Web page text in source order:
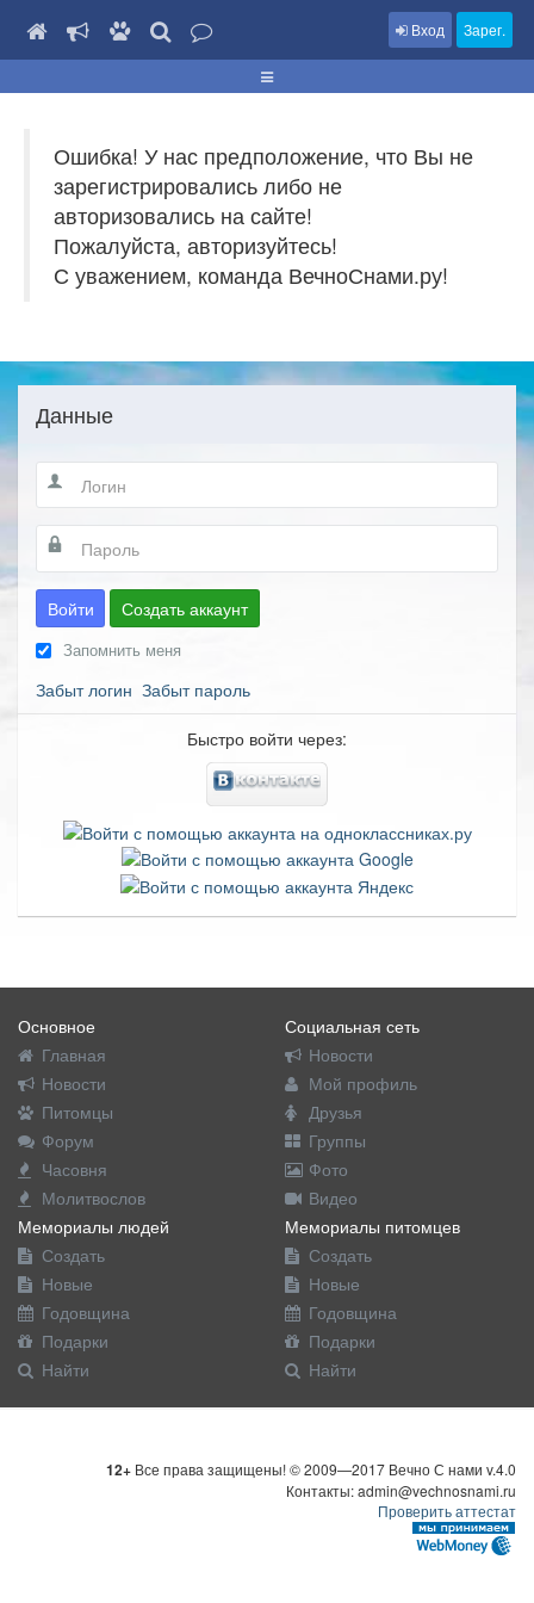
Вход Зарег.
Ошибка! У нас предположение, что Вы не
зарегистрировались либо не
авторизовались на сайте!
Пожалуйста, авторизуйтесь!
С уважением, команда ВечноСнами.ру!
Данные
Войти Создать аккаунт
Запомнить меня
Забыт логин Забыт пароль
Быстро войти через:
Основное
Главная
Новости
Питомцы
Форум
Часовня
Молитвослов
Социальная сеть
Новости
Мой профиль
Друзья
Группы
Фото
Видео
Мемориалы людей
Создать
Новые
Годовщина
Подарки
Найти
Мемориалы питомцев
Создать
Новые
Годовщина
Подарки
Найти
12+ Все права защищены! © 2009—2017 Вечно С нами v.4.0
Контакты: admin@vechnosnami.ru
Проверить аттестат